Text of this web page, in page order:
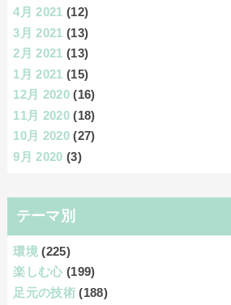
4月 2021 (12)
3月 2021 (13)
2月 2021 (13)
1月 2021 (15)
12月 2020 (16)
11月 2020 (18)
10月 2020 (27)
9月 2020 (3)
テーマ別
環境 (225)
楽しむ心 (199)
足元の技術 (188)